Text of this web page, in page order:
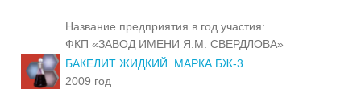
Название предприятия в год участия:
ФКП «ЗАВОД ИМЕНИ Я.М. СВЕРДЛОВА»
БАКЕЛИТ ЖИДКИЙ. МАРКА БЖ-3
2009 год